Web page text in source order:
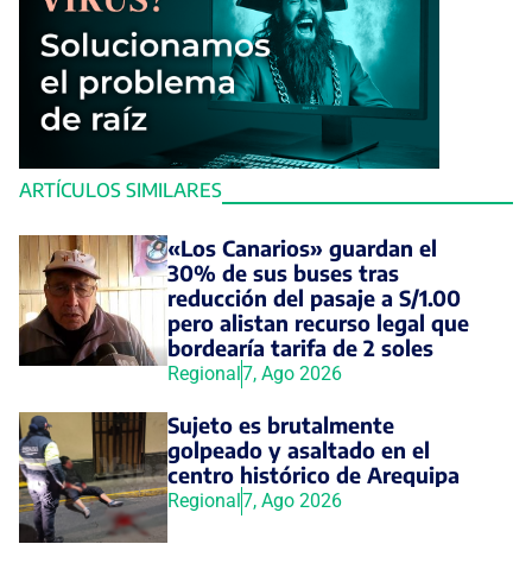
ARTÍCULOS SIMILARES
«Los Canarios» guardan el
30% de sus buses tras
reducción del pasaje a S/1.00
pero alistan recurso legal que
bordearía tarifa de 2 soles
Regional7, Ago 2026
Sujeto es brutalmente
golpeado y asaltado en el
centro histórico de Arequipa
Regional7, Ago 2026